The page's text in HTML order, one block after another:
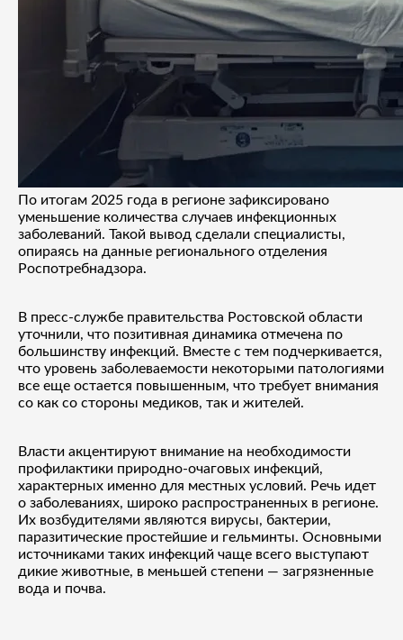
По итогам 2025 года в регионе зафиксировано
уменьшение количества случаев инфекционных
заболеваний. Такой вывод сделали специалисты,
опираясь на данные регионального отделения
Роспотребнадзора.
В пресс-службе правительства Ростовской области
уточнили, что позитивная динамика отмечена по
большинству инфекций. Вместе с тем подчеркивается,
что уровень заболеваемости некоторыми патологиями
все еще остается повышенным, что требует внимания
со как со стороны медиков, так и жителей.
Власти акцентируют внимание на необходимости
профилактики природно-очаговых инфекций,
характерных именно для местных условий. Речь идет
о заболеваниях, широко распространенных в регионе.
Их возбудителями являются вирусы, бактерии,
паразитические простейшие и гельминты. Основными
источниками таких инфекций чаще всего выступают
дикие животные, в меньшей степени — загрязненные
вода и почва.